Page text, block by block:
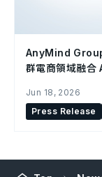
AnyMind
群電商領域融合
Jun 18, 2026
Press Release